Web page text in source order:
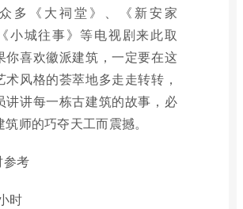
多《大祠堂》、《新安家
小城往事》等电视剧来此取
你喜欢徽派建筑，一定要在这
术风格的荟萃地多走走转转，
讲讲每一栋古建筑的故事，必
师的巧夺天工而震撼。
参考
时